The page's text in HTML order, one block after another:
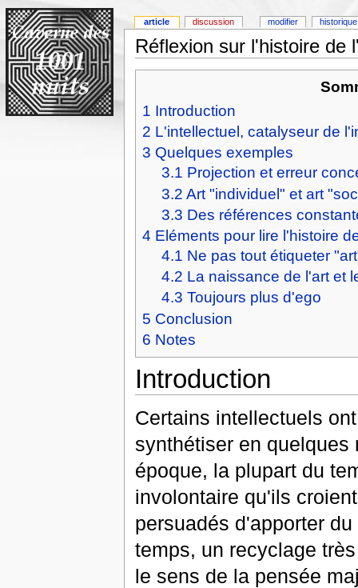
Réflexion sur l'histoire de
1 Introduction
2 L'intellectuel, catalyseur de
3 Quelques exemples
3.1 Projection et erreur
3.2 Art "individuel" et art
3.3 Des références
4 Eléments pour lire l'histoire
4.1 Ne pas tout étiqueter
4.2 La naissance de l'art et
4.3 Toujours plus d'ego
5 Conclusion
6 Notes
Introduction
Certains intellectuels
synthétiser en
époque, la plupart du
involontaire qu'ils
persuadés d'apporter du
temps, un recyclage
le sens de la pensée
article discussion modifier historique